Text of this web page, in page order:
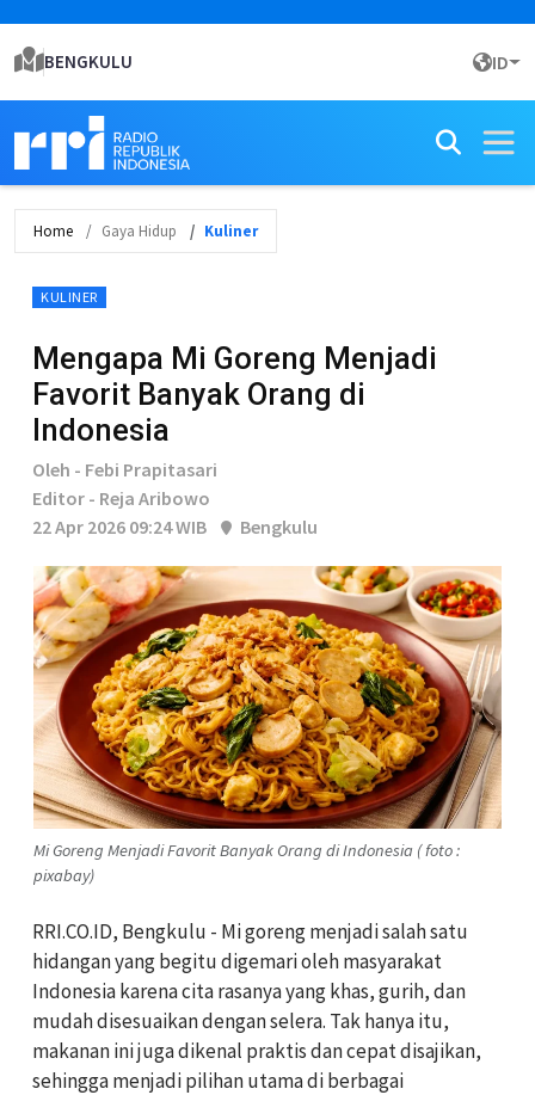
BENGKULU ID
Home Gaya Hidup Kuliner
KULINER
Mengapa Mi Goreng Menjadi
Favorit Banyak Orang di
Indonesia
Oleh - Febi Prapitasari
Editor - Reja Aribowo
22 Apr 2026 09:24 WIB
Bengkulu
Mi Goreng Menjadi Favorit Banyak Orang di Indonesia ( foto :
pixabay)
RRI.CO.ID, Bengkulu - Mi goreng menjadi salah satu
hidangan yang begitu digemari oleh masyarakat
Indonesia karena cita rasanya yang khas, gurih, dan
mudah disesuaikan dengan selera. Tak hanya itu,
makanan ini juga dikenal praktis dan cepat disajikan,
sehingga menjadi pilihan utama di berbagai